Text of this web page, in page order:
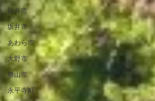
福井市
坂井市
あわら市
大野市
勝山市
永平寺町